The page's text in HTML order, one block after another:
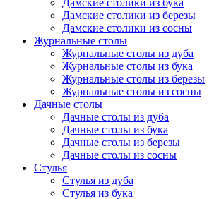
Дамские столики из бука
Дамские столики из березы
Дамские столики из сосны
Журнальные столы
Журнальные столы из дуба
Журнальные столы из бука
Журнальные столы из березы
Журнальные столы из сосны
Дачные столы
Дачные столы из дуба
Дачные столы из бука
Дачные столы из березы
Дачные столы из сосны
Стулья
Стулья из дуба
Стулья из бука